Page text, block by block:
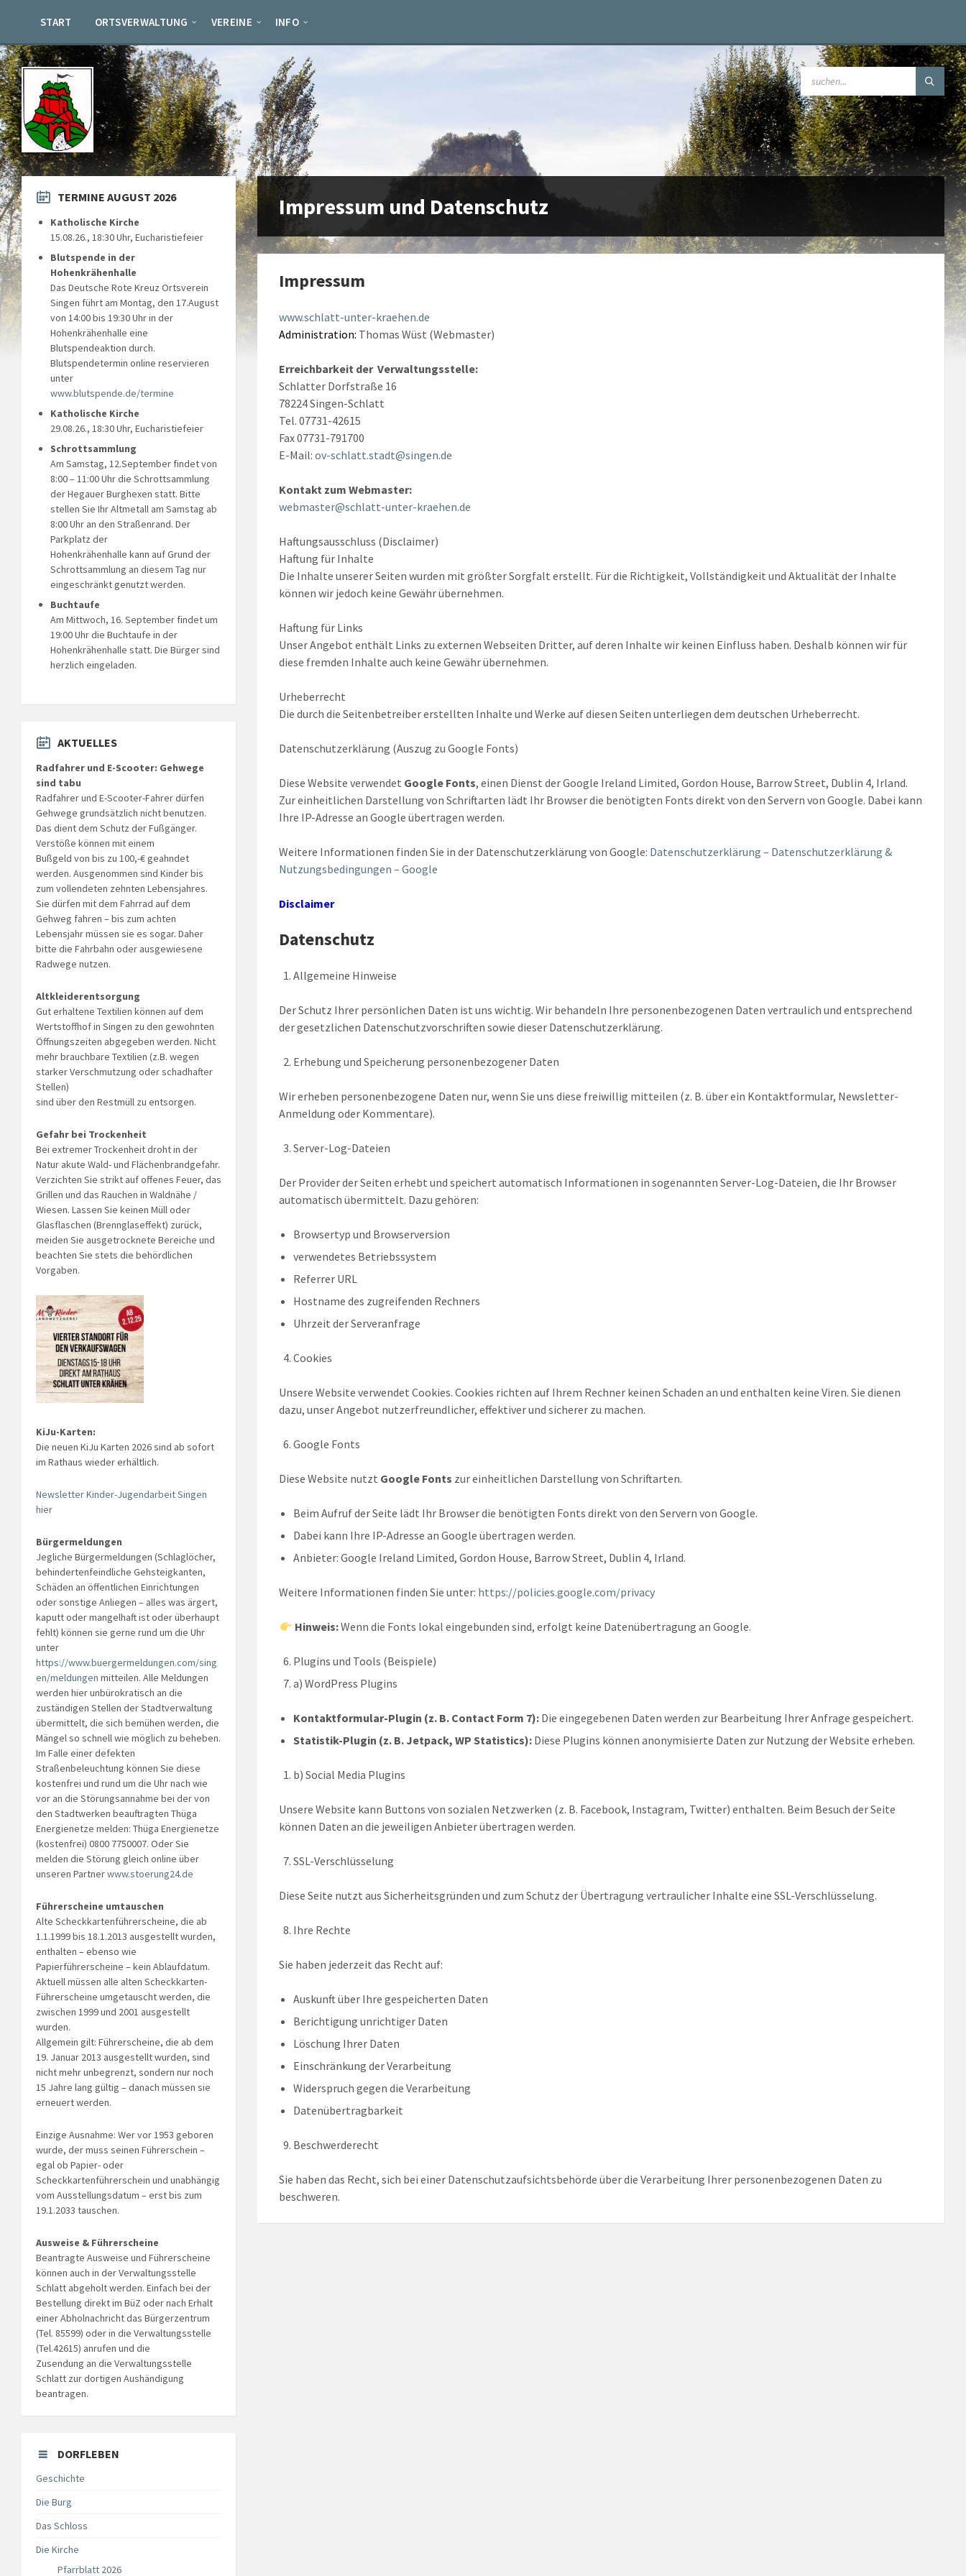
sidebar
START ORTSVERWALTUNG VEREINE INFO
SEARCH:
Impressum und Datenschutz
Impressum
www.schlatt-unter-kraehen.de
Administration: Thomas Wüst (Webmaster)
Erreichbarkeit der Verwaltungsstelle:
Schlatter Dorfstraße 16
78224 Singen-Schlatt
Tel. 07731-42615
Fax 07731-791700
E-Mail:ov-schlatt.stadt@singen.de
Kontakt zum Webmaster:
webmaster@schlatt-unter-kraehen.de
Haftungsausschluss (Disclaimer)
Haftung für Inhalte
Die Inhalte unserer Seiten wurden mit größter Sorgfalt erstellt. Für die Richtigkeit, Vollständigkeit und Aktualität der Inhalte
können wir jedoch keine Gewähr übernehmen.
Haftung für Links
Unser Angebot enthält Links zu externen Webseiten Dritter, auf deren Inhalte wir keinen Einfluss haben. Deshalb können wir für
diese fremden Inhalte auch keine Gewähr übernehmen.
Urheberrecht
Die durch die Seitenbetreiber erstellten Inhalte und Werke auf diesen Seiten unterliegen dem deutschen Urheberrecht.
Datenschutzerklärung (Auszug zu Google Fonts)
Diese Website verwendet Google Fonts, einen Dienst der Google Ireland Limited, Gordon House, Barrow Street, Dublin 4, Irland.
Zur einheitlichen Darstellung von Schriftarten lädt Ihr Browser die benötigten Fonts direkt von den Servern von Google. Dabei kann
Ihre IP-Adresse an Google übertragen werden.
Weitere Informationen finden Sie in der Datenschutzerklärung von Google: Datenschutzerklärung – Datenschutzerklärung &
Nutzungsbedingungen – Google
Disclaimer
Datenschutz
Allgemeine Hinweise
Der Schutz Ihrer persönlichen Daten ist uns wichtig. Wir behandeln Ihre personenbezogenen Daten vertraulich und entsprechend
der gesetzlichen Datenschutzvorschriften sowie dieser Datenschutzerklärung.
Erhebung und Speicherung personenbezogener Daten
Wir erheben personenbezogene Daten nur, wenn Sie uns diese freiwillig mitteilen (z. B. über ein Kontaktformular, Newsletter-
Anmeldung oder Kommentare).
Server-Log-Dateien
Der Provider der Seiten erhebt und speichert automatisch Informationen in sogenannten Server-Log-Dateien, die Ihr Browser
automatisch übermittelt. Dazu gehören:
Browsertyp und Browserversion
verwendetes Betriebssystem
Referrer URL
Hostname des zugreifenden Rechners
Uhrzeit der Serveranfrage
Cookies
Unsere Website verwendet Cookies. Cookies richten auf Ihrem Rechner keinen Schaden an und enthalten keine Viren. Sie dienen
dazu, unser Angebot nutzerfreundlicher, effektiver und sicherer zu machen.
Google Fonts
Diese Website nutzt Google Fonts zur einheitlichen Darstellung von Schriftarten.
Beim Aufruf der Seite lädt Ihr Browser die benötigten Fonts direkt von den Servern von Google.
Dabei kann Ihre IP-Adresse an Google übertragen werden.
Anbieter: Google Ireland Limited, Gordon House, Barrow Street, Dublin 4, Irland.
Weitere Informationen finden Sie unter: https://policies.google.com/privacy
Hinweis:Wenn die Fonts lokal eingebunden sind, erfolgt keine Datenübertragung an Google.
Plugins und Tools (Beispiele)
a) WordPress Plugins
Kontaktformular-Plugin (z. B. Contact Form 7): Die eingegebenen Daten werden zur Bearbeitung Ihrer Anfrage gespeichert.
Statistik-Plugin (z. B. Jetpack, WP Statistics): Diese Plugins können anonymisierte Daten zur Nutzung der Website erheben.
b) Social Media Plugins
Unsere Website kann Buttons von sozialen Netzwerken (z. B. Facebook, Instagram, Twitter) enthalten. Beim Besuch der Seite
können Daten an die jeweiligen Anbieter übertragen werden.
SSL-Verschlüsselung
Diese Seite nutzt aus Sicherheitsgründen und zum Schutz der Übertragung vertraulicher Inhalte eine SSL-Verschlüsselung.
Ihre Rechte
Sie haben jederzeit das Recht auf:
Auskunft über Ihre gespeicherten Daten
Berichtigung unrichtiger Daten
Löschung Ihrer Daten
Einschränkung der Verarbeitung
Widerspruch gegen die Verarbeitung
Datenübertragbarkeit
Beschwerderecht
Sie haben das Recht, sich bei einer Datenschutzaufsichtsbehörde über die Verarbeitung Ihrer personenbezogenen Daten zu
beschweren.
TERMINE AUGUST 2026
Katholische Kirche
15.08.26., 18:30 Uhr, Eucharistiefeier
Blutspende in der
Hohenkrähenhalle
Das Deutsche Rote Kreuz Ortsverein
Singen führt am Montag, den 17.August
von 14:00 bis 19:30 Uhr in der
Hohenkrähenhalle eine
Blutspendeaktion durch.
Blutspendetermin online reservieren
unter
www.blutspende.de/termine
Katholische Kirche
29.08.26., 18:30 Uhr, Eucharistiefeier
Schrottsammlung
Am Samstag, 12.September findet von
8:00 – 11:00 Uhr die Schrottsammlung
der Hegauer Burghexen statt. Bitte
stellen Sie Ihr Altmetall am Samstag ab
8:00 Uhr an den Straßenrand. Der
Parkplatz der
Hohenkrähenhalle kann auf Grund der
Schrottsammlung an diesem Tag nur
eingeschränkt genutzt werden.
Buchtaufe
Am Mittwoch, 16. September findet um
19:00 Uhr die Buchtaufe in der
Hohenkrähenhalle statt. Die Bürger sind
herzlich eingeladen.
AKTUELLES
Radfahrer und E-Scooter: Gehwege
sind tabu
Radfahrer und E-Scooter-Fahrer dürfen
Gehwege grundsätzlich nicht benutzen.
Das dient dem Schutz der Fußgänger.
Verstöße können mit einem
Bußgeld von bis zu 100,-€ geahndet
werden. Ausgenommen sind Kinder bis
zum vollendeten zehnten Lebensjahres.
Sie dürfen mit dem Fahrrad auf dem
Gehweg fahren – bis zum achten
Lebensjahr müssen sie es sogar. Daher
bitte die Fahrbahn oder ausgewiesene
Radwege nutzen.
Altkleiderentsorgung
Gut erhaltene Textilien können auf dem
Wertstoffhof in Singen zu den gewohnten
Öffnungszeiten abgegeben werden. Nicht
mehr brauchbare Textilien (z.B. wegen
starker Verschmutzung oder schadhafter
Stellen)
sind über den Restmüll zu entsorgen.
Gefahr bei Trockenheit
Bei extremer Trockenheit droht in der
Natur akute Wald- und Flächenbrandgefahr.
Verzichten Sie strikt auf offenes Feuer, das
Grillen und das Rauchen in Waldnähe /
Wiesen. Lassen Sie keinen Müll oder
Glasflaschen (Brennglaseffekt) zurück,
meiden Sie ausgetrocknete Bereiche und
beachten Sie stets die behördlichen
Vorgaben.
KiJu-Karten:
Die neuen KiJu Karten 2026 sind ab sofort
im Rathaus wieder erhältlich.
Newsletter Kinder-Jugendarbeit Singen
hier
Bürgermeldungen
Jegliche Bürgermeldungen (Schlaglöcher,
behindertenfeindliche Gehsteigkanten,
Schäden an öffentlichen Einrichtungen
oder sonstige Anliegen – alles was ärgert,
kaputt oder mangelhaft ist oder überhaupt
fehlt) können sie gerne rund um die Uhr
unter
https://www.buergermeldungen.com/sing
en/meldungen mitteilen. Alle Meldungen
werden hier unbürokratisch an die
zuständigen Stellen der Stadtverwaltung
übermittelt, die sich bemühen werden, die
Mängel so schnell wie möglich zu beheben.
Im Falle einer defekten
Straßenbeleuchtung können Sie diese
kostenfrei und rund um die Uhr nach wie
vor an die Störungsannahme bei der von
den Stadtwerken beauftragten Thüga
Energienetze melden: Thüga Energienetze
(kostenfrei) 0800 7750007. Oder Sie
melden die Störung gleich online über
unseren Partnerwww.stoerung24.de
Führerscheine umtauschen
Alte Scheckkartenführerscheine, die ab
1.1.1999 bis 18.1.2013 ausgestellt wurden,
enthalten – ebenso wie
Papierführerscheine – kein Ablaufdatum.
Aktuell müssen alle alten Scheckkarten-
Führerscheine umgetauscht werden, die
zwischen 1999 und 2001 ausgestellt
wurden.
Allgemein gilt: Führerscheine, die ab dem
19. Januar 2013 ausgestellt wurden, sind
nicht mehr unbegrenzt, sondern nur noch
15 Jahre lang gültig – danach müssen sie
erneuert werden.
Einzige Ausnahme: Wer vor 1953 geboren
wurde, der muss seinen Führerschein –
egal ob Papier- oder
Scheckkartenführerschein und unabhängig
vom Ausstellungsdatum – erst bis zum
19.1.2033 tauschen.
Ausweise & Führerscheine
Beantragte Ausweise und Führerscheine
können auch in der Verwaltungsstelle
Schlatt abgeholt werden. Einfach bei der
Bestellung direkt im BüZ oder nach Erhalt
einer Abholnachricht das Bürgerzentrum
(Tel. 85599) oder in die Verwaltungsstelle
(Tel.42615) anrufen und die
Zusendung an die Verwaltungsstelle
Schlatt zur dortigen Aushändigung
beantragen.
DORFLEBEN
Geschichte
Die Burg
Das Schloss
Die Kirche
Pfarrblatt 2026